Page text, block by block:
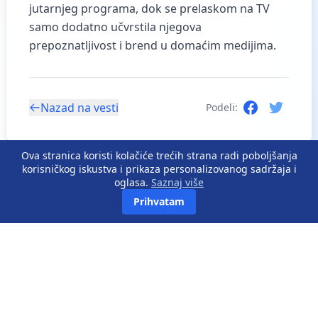
jutarnjeg programa, dok se prelaskom na TV
samo dodatno učvrstila njegova
prepoznatljivost i brend u domaćim medijima.
Nazad na vesti Podeli:
Ova stranica koristi kolačiće trećih strana radi poboljšanja
korisničkog iskustva i prikaza personalizovanog sadržaja i
oglasa. Saznaj više
Prihvatam